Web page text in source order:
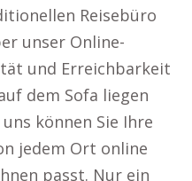
Reisebüro
unser Online-
und Erreichbarkeit
dem Sofa liegen
können Sie Ihre
jedem Ort online
passt. Nur ein